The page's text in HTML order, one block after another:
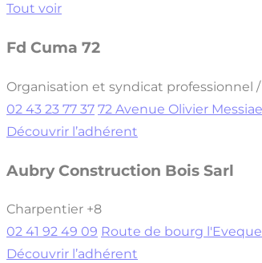
Tout voir
Fd Cuma 72
Organisation et syndicat professionnel
02 43 23 77 37 72 Avenue Olivier
Découvrir l’adhérent
Aubry Construction Bois Sarl
Charpentier +8
02 41 92 49 09 Route de bourg
Découvrir l’adhérent